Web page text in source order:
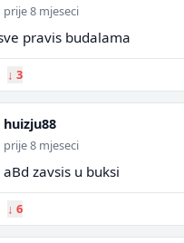
prije 8 mjeseci
pravis budalama
↓ 3
huizju88
prije 8 mjeseci
zavsis u buksi
↓ 6